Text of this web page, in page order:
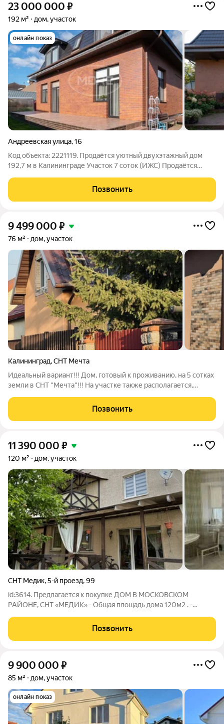
23 000 000 ₽
192 м² дом, участок
онлайн показ
Андреевская улица,16
Код объекта: 2221119. Продаётся уютный двухэтажный дом
192,7 м в Калининграде Участок 7 соток (ИЖС) Продаётся
построенный из качественных немецких материалов в 2005
году. Объект находится в полной
Позвонить
9 499 000 ₽
76 м² дом, участок
Калининград,СНТ Мечта
Идеальный вариант!!! Дом, готовый к проживанию, на 5 сотках
земли в СНТ "Мечта"!!! На участке также располагается,
году, газосиликатный блок; - фундамент железобетонный
ленточный; - фасад
Позвонить
11 390 000 ₽
120 м² дом, участок
СНТ Медик,5-й проезд,99
id:3614. Предлагается к покупке ДОМ В МОСКОВСКОМ
РАЙОНЕ, СНТ «МЕДИК» - Общая площадь дома 120м2 . -
системой. - АВТОНОМНОЕ ОТОПЛЕНИЕ. - Скважина с
питьевой водой - Плодовые деревья во дворе
Позвонить
9 900 000 ₽
85 м² дом, участок
онлайн показ